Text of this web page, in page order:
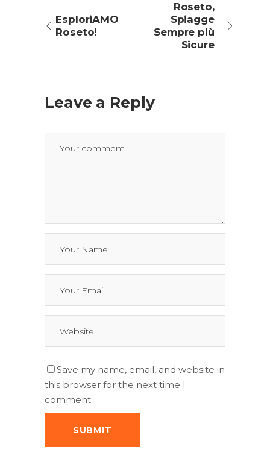
EsploriAMO
Roseto!
Roseto,
Spiagge
Sempre più
Sicure
Leave a Reply
Save my name, email, and website in
this browser for the next time I
comment.